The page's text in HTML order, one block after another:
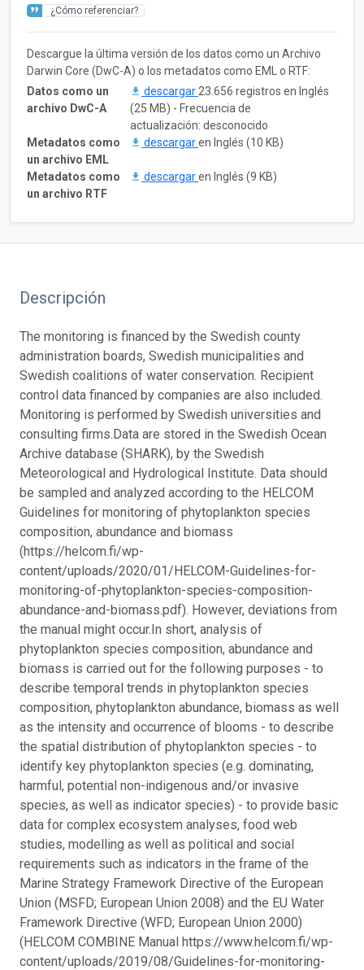
¿Cómo referenciar?
Descargue la última versión de los datos como un Archivo
Darwin Core (DwC-A) o los metadatos como EML o RTF:
Datos como un
archivo DwC-A
descargar 23.656 registros en Inglés
(25 MB) - Frecuencia de
actualización: desconocido
Metadatos como
un archivo EML
descargaren Inglés (10 KB)
Metadatos como
un archivo RTF
descargaren Inglés (9 KB)
Descripción
The monitoring is financed by the Swedish county
administration boards, Swedish municipalities and
Swedish coalitions of water conservation. Recipient
control data financed by companies are also included.
Monitoring is performed by Swedish universities and
consulting firms.Data are stored in the Swedish Ocean
Archive database (SHARK), by the Swedish
Meteorological and Hydrological Institute. Data should
be sampled and analyzed according to the HELCOM
Guidelines for monitoring of phytoplankton species
composition, abundance and biomass
(https://helcom.fi/wp-
content/uploads/2020/01/HELCOM-Guidelines-for-
monitoring-of-phytoplankton-species-composition-
abundance-and-biomass.pdf). However, deviations from
the manual might occur.In short, analysis of
phytoplankton species composition, abundance and
biomass is carried out for the following purposes - to
describe temporal trends in phytoplankton species
composition, phytoplankton abundance, biomass as well
as the intensity and occurrence of blooms - to describe
the spatial distribution of phytoplankton species - to
identify key phytoplankton species (e.g. dominating,
harmful, potential non-indigenous and/or invasive
species, as well as indicator species) - to provide basic
data for complex ecosystem analyses, food web
studies, modelling as well as political and social
requirements such as indicators in the frame of the
Marine Strategy Framework Directive of the European
Union (MSFD; European Union 2008) and the EU Water
Framework Directive (WFD; European Union 2000)
(HELCOM COMBINE Manual https://www.helcom.fi/wp-
content/uploads/2019/08/Guidelines-for-monitoring-